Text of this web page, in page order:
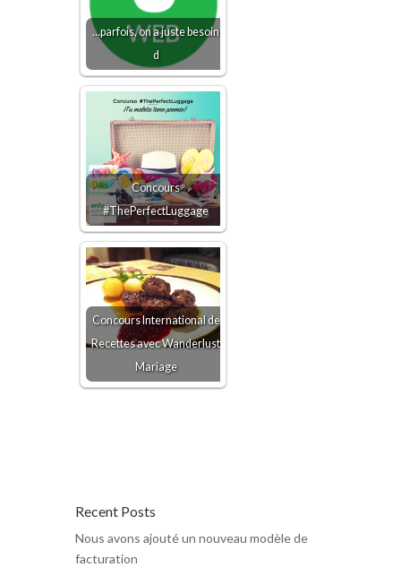
…parfois, on a juste besoin
d
Concours
#ThePerfectLuggage
Concours International de
Recettes avec Wanderlust
Mariage
Recent Posts
Nous avons ajouté un nouveau modèle de
facturation